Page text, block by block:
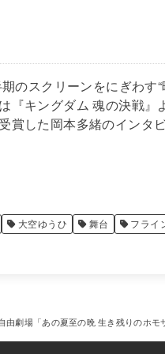
のスクリーンをにぎわす
『キングダム 魂の決戦
賞した岡本多緒のインタ
大空ゆうひ 舞台 フライ
由劇場「あの夏至の晩 生き残りのホ